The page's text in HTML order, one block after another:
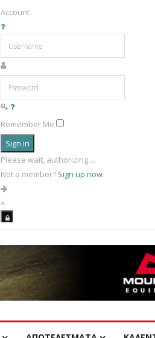
Account
Remember Me
Sign in
Please wait, authorizing ...
Not a member? Sign up now
×